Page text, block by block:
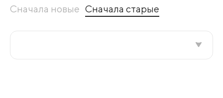
Сначала новые Сначала старые